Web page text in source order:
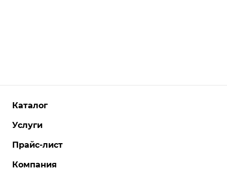
Каталог
Услуги
Прайс-лист
Компания